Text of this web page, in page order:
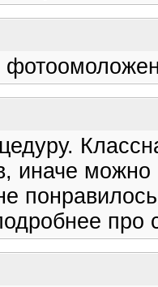
иначе
про